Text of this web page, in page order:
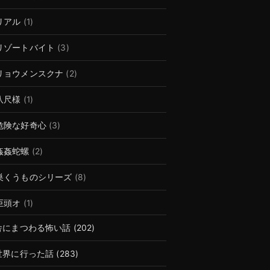
アル (1)
ゾートバイト (3)
ョウメンスクナ (2)
尺様 (1)
険な好奇心(3)
姦蛇螺 (2)
くうものシリーズ (8)
頭オ (1)
にまつわる怖い話 (202)
界に行った話 (283)